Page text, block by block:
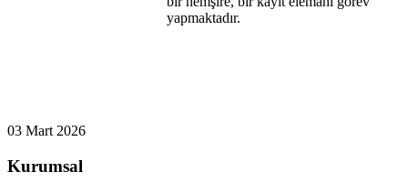
yapmaktadır.
03 Mart 2026
Kurumsal